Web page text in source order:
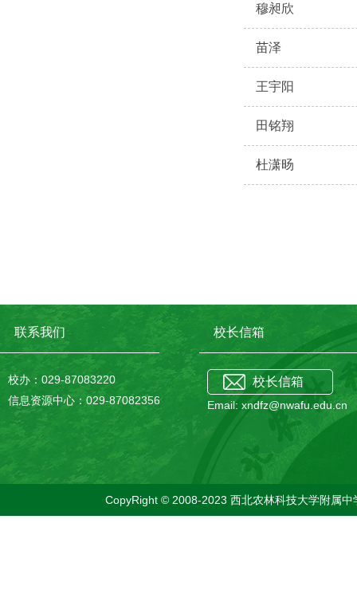
穆昶欣
苗泽
王宇阳
田铭翔
杜潇旸
联系我们
校办：029-87083220
信息资源中心：029-87082356
校长信箱
校长信箱
Email: xndfz@nwafu.edu.cn
CopyRight © 2008-2023 西北农林科技大